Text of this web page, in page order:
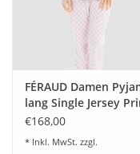
FÉRAUD Damen
lang Single Jersey
rose
€168,00
* Inkl. MwSt. zzgl.